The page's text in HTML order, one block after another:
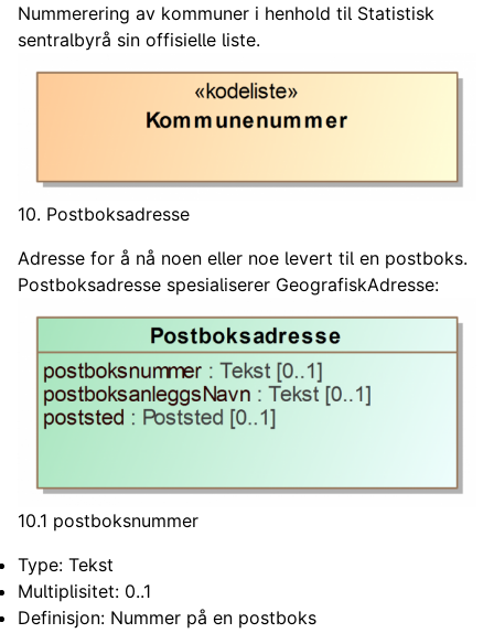
Nummerering av kommuner i henhold til Statistisk
sentralbyrå sin offisielle liste.
10. Postboksadresse
Adresse for å nå noen eller noe levert til en postboks.
Postboksadresse spesialiserer GeografiskAdresse:
10.1 postboksnummer
Type: Tekst
Multiplisitet: 0..1
Definisjon: Nummer på en postboks